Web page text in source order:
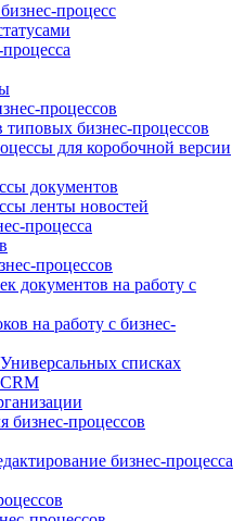
процесс
процессов
бизнес-процессов
для коробочной версии
документов
ленты новостей
процесса
процессов
документов на работу с
на работу с бизнес-
списках
бизнес-процессов
бизнес-процесса